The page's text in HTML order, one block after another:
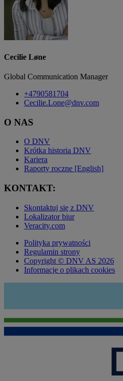
Cecilie Løne
Global Communication Manager
+4790581704
Cecilie.Lone@dnv.com
O NAS
O DNV
Krótka historia DNV
Kariera
Raporty roczne [English]
KONTAKT:
Skontaktuj się z DNV
Lokalizator biur
Veracity.com
Polityka prywatności
Regulamin strony
Copyright © DNV AS 2026
Informacje o plikach cookies